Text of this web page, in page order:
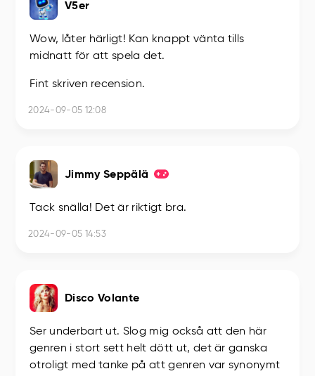
V5er
Wow, låter härligt! Kan knappt vänta tills
midnatt för att spela det.
Fint skriven recension.
2024-09-05 12:08
Jimmy Seppälä
Tack snälla! Det är riktigt bra.
2024-09-05 14:53
Disco Volante
Ser underbart ut. Slog mig också att den här
genren i stort sett helt dött ut, det är ganska
otroligt med tanke på att genren var synonymt